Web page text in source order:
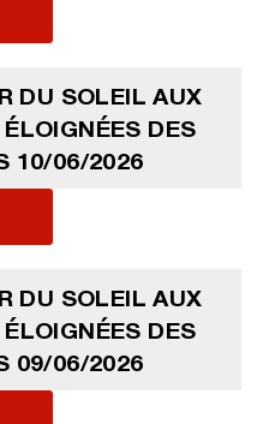
DU SOLEIL AUX
DES
10/06/2026
DU SOLEIL AUX
DES
09/06/2026